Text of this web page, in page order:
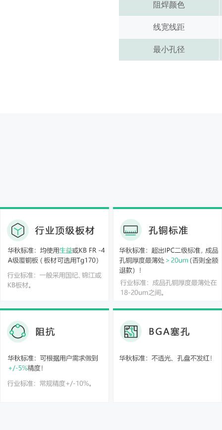
阻焊颜色
线宽线距
最小孔径